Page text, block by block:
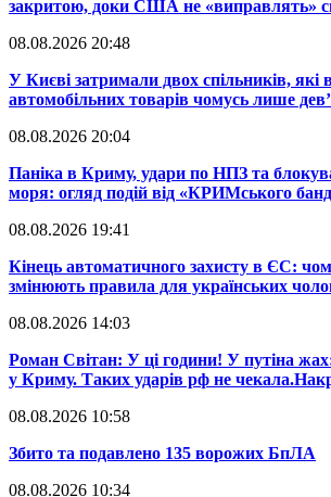
закритою, доки США не «виправлять»
08.08.2026 20:48
​У Києві затримали двох спільників, які
автомобільних товарів чомусь лише
08.08.2026 20:04
Паніка в Криму, удари по НПЗ та
моря: огляд подій від «КРИМського
08.08.2026 19:41
​Кінець автоматичного захисту в ЄС:
змінюють правила для українських
08.08.2026 14:03
​Роман Світан: У ці години! У путіна
у Криму. Таких ударів рф не
08.08.2026 10:58
​Збито та подавлено 135 ворожих БпЛА
08.08.2026 10:34